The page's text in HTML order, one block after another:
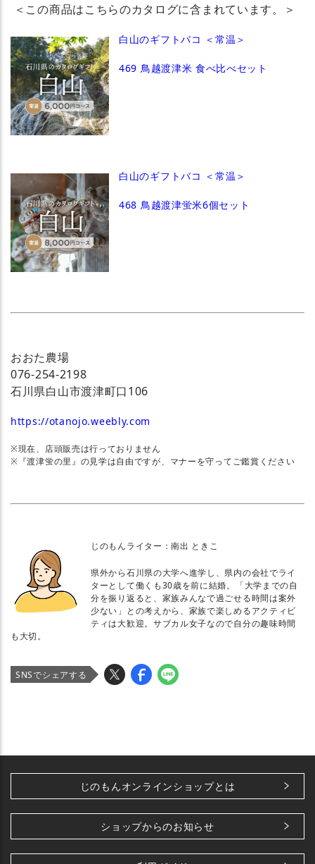
＜この商品はこちらのカタログに含まれています。＞
白山のギフトバコ ＜常温＞
469 鳥越渡津米 食べ比べセット
白山のギフトバコ ＜常温＞
468 鳥越渡津蛍米6個セット
おおた農場
076-254-2198
石川県白山市渡津町口106
https://otanojo.weebly.com
※現在、店頭販売は行っておりません
※『渡津蛍の里』の見学は自由ですが、マナーを守ってご鑑賞ください
じのもんライター：南出 ときこ
県外から石川県の大学へ進学し、県内の会社でライ
ターとして働くも30歳を前に結婚。「大学までの自
分を振り返ると、家族みんなで過ごせる時間は案外
少ない」との考えから、家族で楽しめるアクティビ
ティは大歓迎。サブカル女子なので自分の趣味時間
も大切。
SNSでシェアする
じのもんオンラインショップとは
ショップからのお知らせ